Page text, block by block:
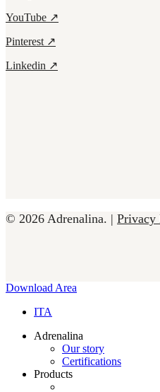
YouTube ↗
Pinterest ↗
Linkedin ↗
© 2026 Adrenalina. | Privacy
Close
Download Area
ITA
Adrenalina
Our story
Certifications
Products